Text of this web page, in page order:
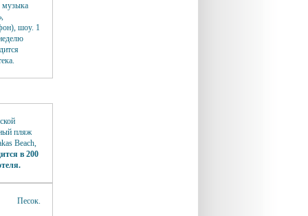
музыка
шоу. 1
пляж
Beach,
в 200
Песок.